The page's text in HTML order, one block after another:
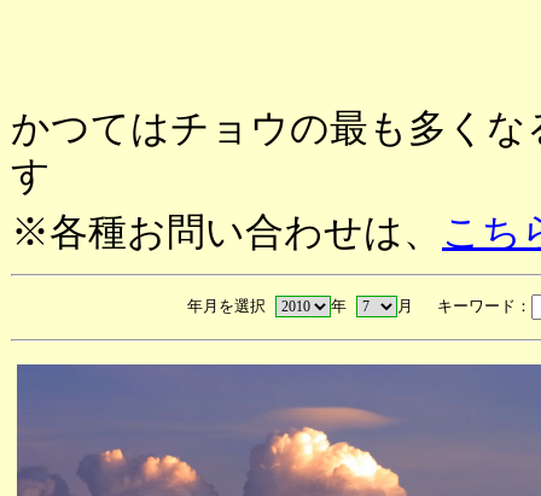
かつてはチョウの最も多く
す
※各種お問い合わせは、 こち
年月を選択 年 月 キーワード：